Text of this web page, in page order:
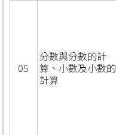
05
分數與分數的計
算、小數及小數的
計算